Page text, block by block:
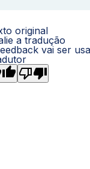
original
a tradução
vai ser